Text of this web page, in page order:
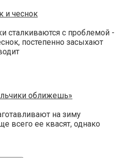
и чеснок
сталкиваются с проблемой -
постепенно засыхают
оближешь»
на зиму
всего ее квасят, однако